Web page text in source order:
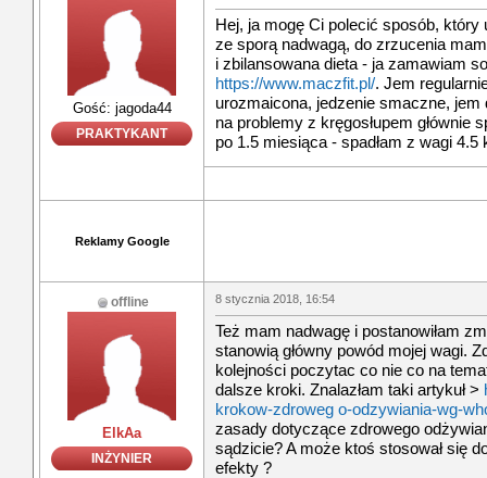
Gość: jagoda44
PRAKTYKANT
Hej, ja mogę Ci polecić sposób,
ze sporą nadwagą, do zrzucenia
i zbilansowana dieta - ja zamawiam
https://www.maczfit.pl/. Jem
urozmaicona, jedzenie smaczne,
na problemy z kręgosłupem głównie
po 1.5 miesiąca - spadłam z wagi
Reklamy Google
offline
ElkAa
INŻYNIER
8 stycznia 2018, 16:54
Też mam nadwagę i postanowiłam
stanowią główny powód mojej wagi.
kolejności poczytac co nie co na
dalsze kroki. Znalazłam taki artykuł >
krokow-zdroweg o-odzywiania-wg-
zasady dotyczące zdrowego
sądzicie? A może ktoś stosował się
efekty ?